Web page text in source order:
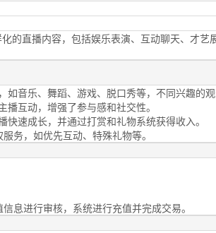
的直播内容，包括娱乐表演、互动聊天、才
音乐、舞蹈、游戏、脱口秀等，不同兴趣的观
互动，增强了参与感和社交性。
速成长，并通过打赏和礼物系统获得收入。
务，如优先互动、特殊礼物等。
息进行审核，系统进行充值并完成交易。